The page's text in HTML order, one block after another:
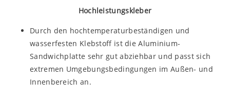
Hochleistungskleber
Durch den hochtemperaturbeständigen und
wasserfesten Klebstoff ist die Aluminium-
Sandwichplatte sehr gut abziehbar und passt sich
extremen Umgebungsbedingungen im Außen- und
Innenbereich an.